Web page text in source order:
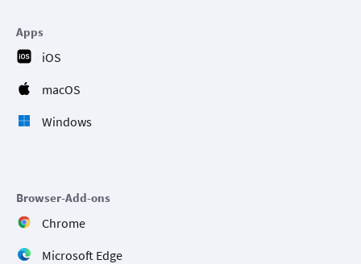
Apps
iOS
macOS
Windows
Browser-Add-ons
Chrome
Microsoft Edge